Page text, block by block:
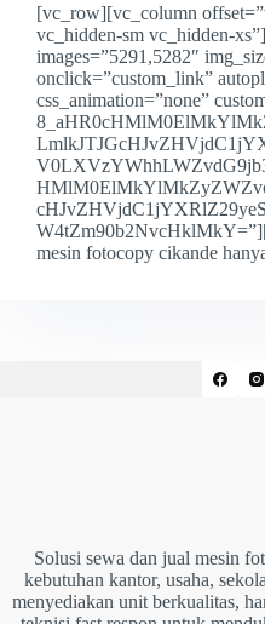
[vc_row][vc_column
vc_hidden-sm vc_hidden-
images=”5291,5282″
onclick=”custom_link”
css_animation=”none”
mesin fotocopy cikande
Solusi sewa dan jual mesin
kebutuhan kantor, usaha,
menyediakan unit berkualitas,